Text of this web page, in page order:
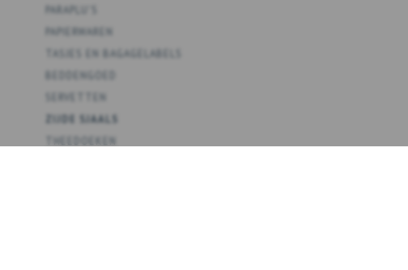
PARAPLU'S
PAPIERWAREN
TASJES EN BAGAGELABELS
BEDDENGOED
SERVETTEN
ZIJDE SJAALS
THEEDOEKEN